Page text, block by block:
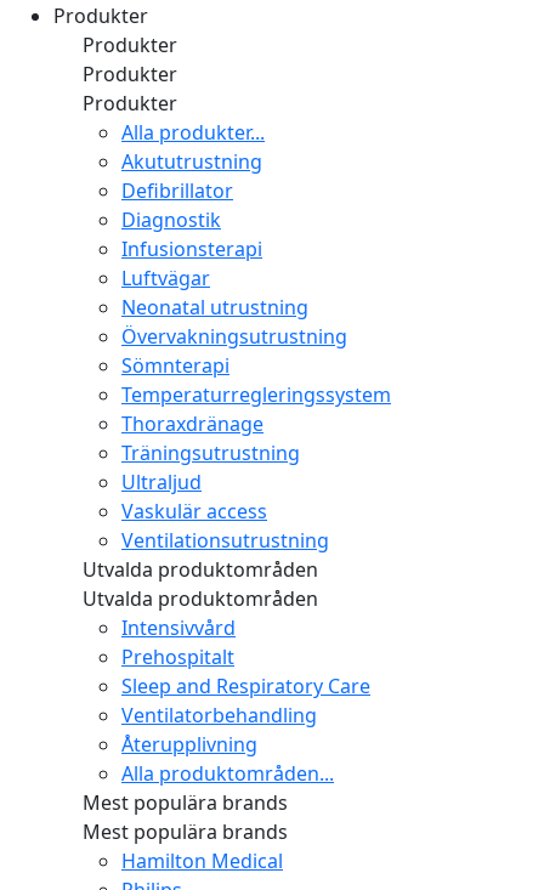
Produkter
Produkter
Produkter
Produkter
Alla produkter...
Akututrustning
Defibrillator
Diagnostik
Infusionsterapi
Luftvägar
Neonatal utrustning
Övervakningsutrustning
Sömnterapi
Temperaturregleringssystem
Thoraxdränage
Träningsutrustning
Ultraljud
Vaskulär access
Ventilationsutrustning
Utvalda produktområden
Utvalda produktområden
Intensivvård
Prehospitalt
Sleep and Respiratory Care
Ventilatorbehandling
Återupplivning
Alla produktområden...
Mest populära brands
Mest populära brands
Hamilton Medical